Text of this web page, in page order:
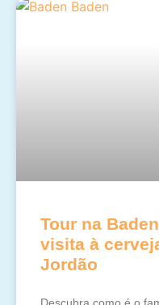
Tour na
visita à
Jordão
Descubra como é o